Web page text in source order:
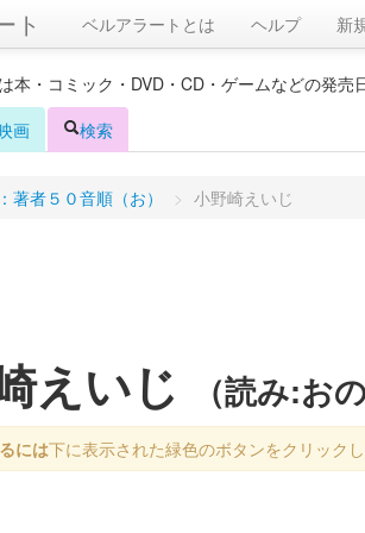
ト ベルアラートとは ヘルプ 新
本・コミック・DVD・CD・ゲームなどの発売
画 検索
著者５０音順（お） > 小野崎えいじ
えいじ （読み:お
には下に表示された緑色のボタンをクリックし